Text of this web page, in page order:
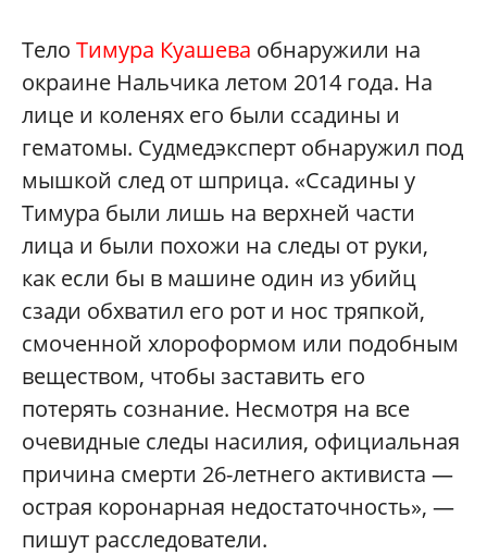
Тело Тимура Куашева обнаружили на
окраине Нальчика летом 2014 года. На
лице и коленях его были ссадины и
гематомы. Судмедэксперт обнаружил под
мышкой след от шприца. «Ссадины у
Тимура были лишь на верхней части
лица и были похожи на следы от руки,
как если бы в машине один из убийц
сзади обхватил его рот и нос тряпкой,
смоченной хлороформом или подобным
веществом, чтобы заставить его
потерять сознание. Несмотря на все
очевидные следы насилия, официальная
причина смерти 26-летнего активиста —
острая коронарная недостаточность», —
пишут расследователи.